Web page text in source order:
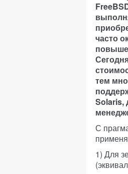
часто
тем
Solaris,
С
1) Для